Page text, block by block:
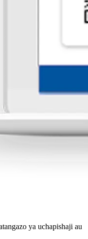
ya uchapishaji au